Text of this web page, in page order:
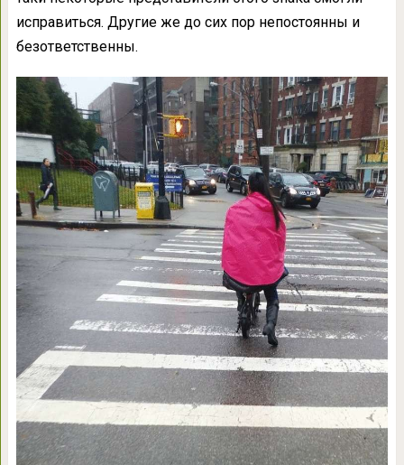
исправиться. Другие же до сих пор непостоянны и
безответственны.